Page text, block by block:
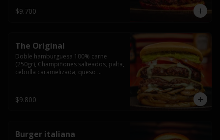
$9.700
The Original
Doble hamburguesa 100% carne
(250gr), Champiñones salteados, palta,
cebolla caramelizada, queso
fritas.
$9.800
Burger italiana